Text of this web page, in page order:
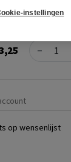
Quantity
−
op wensenlijst
instellingen